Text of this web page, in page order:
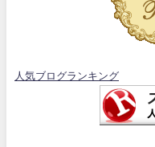
人気ブログランキング